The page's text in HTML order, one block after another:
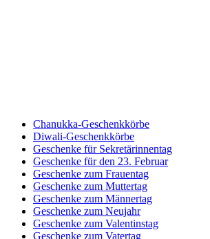
Chanukka-Geschenkkörbe
Diwali-Geschenkkörbe
Geschenke für Sekretärinnentag
Geschenke für den 23. Februar
Geschenke zum Frauentag
Geschenke zum Muttertag
Geschenke zum Männertag
Geschenke zum Neujahr
Geschenke zum Valentinstag
Geschenke zum Vatertag